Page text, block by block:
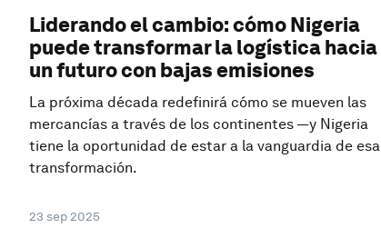
Liderando el cambio: cómo Nigeria
puede transformar la logística hacia
un futuro con bajas emisiones
La próxima década redefinirá cómo se mueven las
mercancías a través de los continentes —y Nigeria
tiene la oportunidad de estar a la vanguardia de esa
transformación.
23 sep 2025